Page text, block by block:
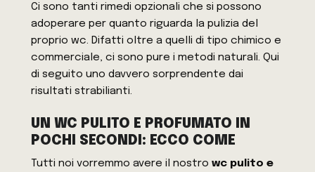
Ci sono tanti rimedi opzionali che si possono
adoperare per quanto riguarda la pulizia del
proprio wc. Difatti oltre a quelli di tipo chimico e
commerciale, ci sono pure i metodi naturali. Qui
di seguito uno davvero sorprendente dai
risultati strabilianti.
UN WC PULITO E PROFUMATO IN
POCHI SECONDI: ECCO COME
Tutti noi vorremmo avere il nostrowc pulito e